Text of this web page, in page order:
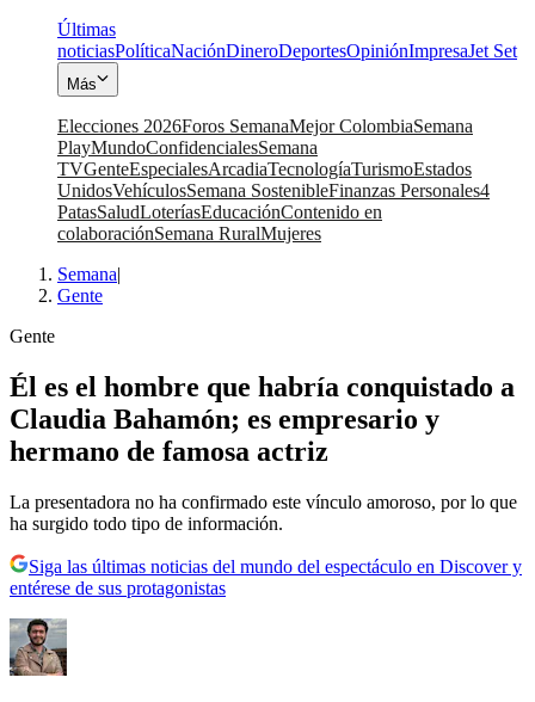
Últimas
noticiasPolíticaNaciónDineroDeportesOpiniónImpresaJet Set
Más
Elecciones 2026Foros SemanaMejor ColombiaSemana
PlayMundoConfidencialesSemana
TVGenteEspecialesArcadiaTecnologíaTurismoEstados
UnidosVehículosSemana SostenibleFinanzas Personales4
PatasSaludLoteríasEducaciónContenido en
colaboraciónSemana RuralMujeres
Semana|
Gente
Gente
Él es el hombre que habría conquistado a
Claudia Bahamón; es empresario y
hermano de famosa actriz
La presentadora no ha confirmado este vínculo amoroso, por lo que
ha surgido todo tipo de información.
Siga las últimas noticias del mundo del espectáculo en Discover y
entérese de sus protagonistas